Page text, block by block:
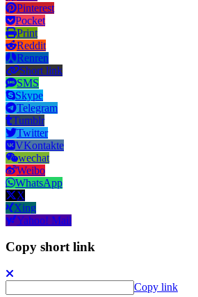
Pinterest
Pocket
Print
Reddit
Renren
Short link
SMS
Skype
Telegram
Tumblr
Twitter
VKontakte
wechat
Weibo
WhatsApp
X
Xing
Yahoo! Mail
Copy short link
Copy link